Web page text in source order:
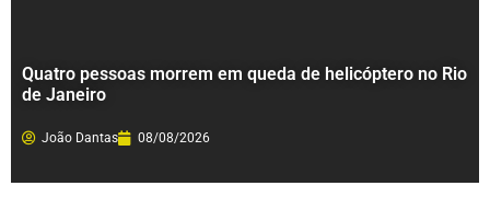
Quatro pessoas morrem em queda de helicóptero no Rio
de Janeiro
João Dantas 08/08/2026